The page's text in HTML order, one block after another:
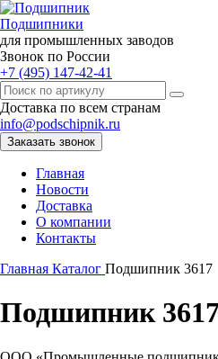
Подшипники
для промышленных заводов
Звонок по России
+7 (495) 147-42-41
Доставка по всем странам
info@podschipnik.ru
Заказать звонок
Главная
Новости
Доставка
О компании
Контакты
Главная Каталог Подшипник 3617
Подшипник